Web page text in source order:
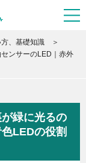
、基礎知識
ンサーのLED｜赤外
緑に光るの
LEDの役割